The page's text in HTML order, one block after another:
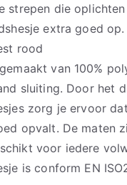
strepen die
extra goed
rood
van 100%
sluiting. Door het
zorg je ervoor
opvalt. De maten
voor iedere
is conform EN